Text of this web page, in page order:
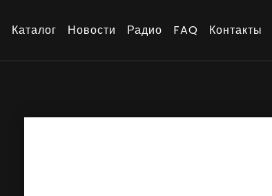
Каталог Новости Радио FAQ Контакты